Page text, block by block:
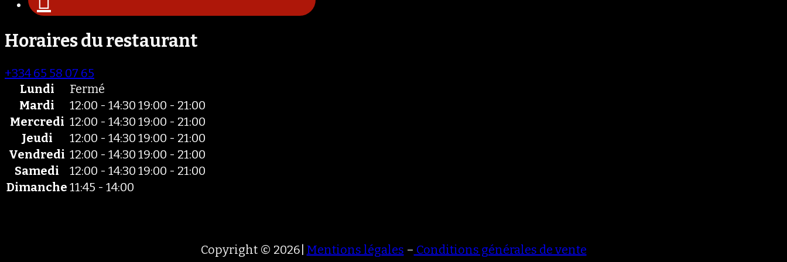
Horaires du restaurant
+334 65 58 07 65
Lundi
Fermé
Mardi
12:00 - 14:30 19:00 - 21:00
Mercredi 12:00 - 14:30 19:00 - 21:00
Jeudi
12:00 - 14:30 19:00 - 21:00
Vendredi 12:00 - 14:30 19:00 - 21:00
Samedi
12:00 - 14:30 19:00 - 21:00
Dimanche 11:45 - 14:00
Copyright © 2026| Mentions légales – Conditions générales de vente